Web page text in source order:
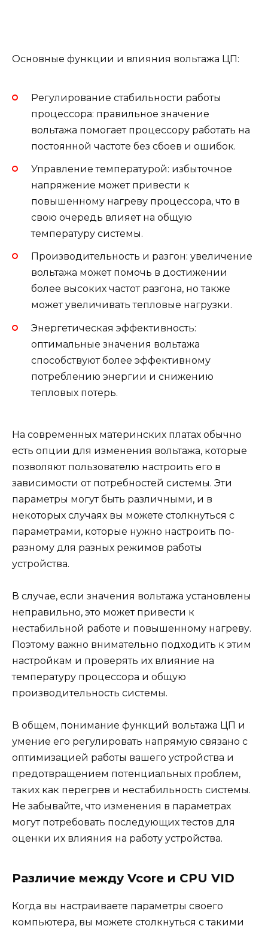
Основные функции и влияния вольтажа ЦП:
Регулирование стабильности работы
процессора: правильное значение
вольтажа помогает процессору работать на
постоянной частоте без сбоев и ошибок.
Управление температурой: избыточное
напряжение может привести к
повышенному нагреву процессора, что в
свою очередь влияет на общую
температуру системы.
Производительность и разгон: увеличение
вольтажа может помочь в достижении
более высоких частот разгона, но также
может увеличивать тепловые нагрузки.
Энергетическая эффективность:
оптимальные значения вольтажа
способствуют более эффективному
потреблению энергии и снижению
тепловых потерь.
На современных материнских платах обычно
есть опции для изменения вольтажа, которые
позволяют пользователю настроить его в
зависимости от потребностей системы. Эти
параметры могут быть различными, и в
некоторых случаях вы можете столкнуться с
параметрами, которые нужно настроить по-
разному для разных режимов работы
устройства.
В случае, если значения вольтажа установлены
неправильно, это может привести к
нестабильной работе и повышенному нагреву.
Поэтому важно внимательно подходить к этим
настройкам и проверять их влияние на
температуру процессора и общую
производительность системы.
В общем, понимание функций вольтажа ЦП и
умение его регулировать напрямую связано с
оптимизацией работы вашего устройства и
предотвращением потенциальных проблем,
таких как перегрев и нестабильность системы.
Не забывайте, что изменения в параметрах
могут потребовать последующих тестов для
оценки их влияния на работу устройства.
Различие между Vcore и CPU VID
Когда вы настраиваете параметры своего
компьютера, вы можете столкнуться с такими